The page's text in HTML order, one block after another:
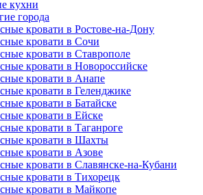
кухни
города
кровати в Ростове-на-Дону
кровати в Сочи
кровати в Ставрополе
кровати в Новороссийске
кровати в Анапе
кровати в Геленджике
кровати в Батайске
кровати в Ейске
кровати в Таганроге
кровати в Шахты
кровати в Азове
кровати в Славянске-на-Кубани
кровати в Тихорецк
кровати в Майкопе